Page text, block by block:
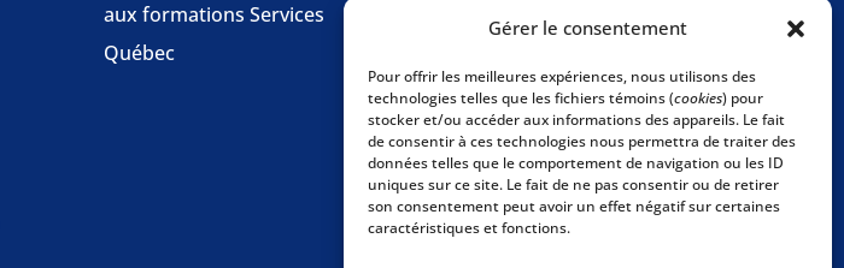
Gérer le consentement
Pour offrir les meilleures expériences, nous utilisons des
technologies telles que les fichiers témoins (cookies) pour
stocker et/ou accéder aux informations des appareils. Le fait
de consentir à ces technologies nous permettra de traiter des
données telles que le comportement de navigation ou les ID
uniques sur ce site. Le fait de ne pas consentir ou de retirer
son consentement peut avoir un effet négatif sur certaines
caractéristiques et fonctions.
aux formations Services
Québec
Écrivez-nous

Abonnez-vous à
l'infolettre